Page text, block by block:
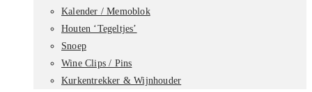
Kalender / Memoblok
Houten ‘Tegeltjes’
Snoep
Wine Clips / Pins
Kurkentrekker & Wijnhouder